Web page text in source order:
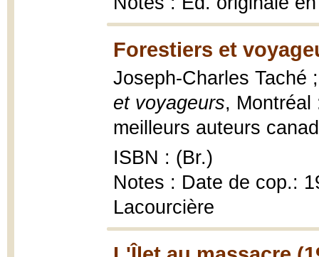
Forestiers et
Joseph-Charles
et voyageurs, Montréal
meilleurs auteurs
ISBN : (Br.)
Notes : Date de cop.:
Lacourcière